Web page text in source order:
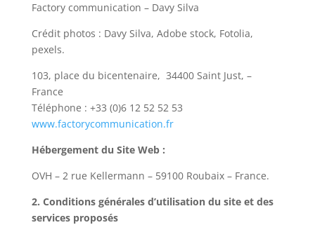
Factory communication – Davy Silva
Crédit photos : Davy Silva, Adobe stock, Fotolia,
pexels.
103, place du bicentenaire, 34400 Saint Just, –
France
Téléphone : +33 (0)6 12 52 52 53
www.factorycommunication.fr
Hébergement du Site Web :
OVH – 2 rue Kellermann – 59100 Roubaix – France.
2. Conditions générales d’utilisation du site et des
services proposés